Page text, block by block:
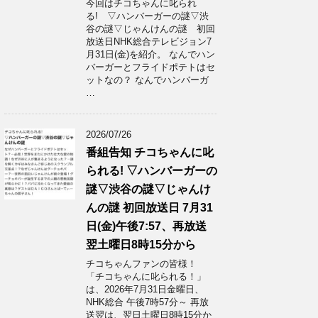
今回はチコちゃんに叱られ
る! ▽ハンバーガーの謎▽渋
谷の謎▽じゃんけんの謎 初回
放送日NHK総合テレビジョン7
月31日(金)を紹介。 なんでハン
バーガーとフライドポテトはセ
ットなの？ なんでハンバーガ
…
2026/07/26
番組告知 チコちゃんに叱
られる! ▽ハンバーガーの
謎▽渋谷の謎▽じゃんけ
んの謎 初回放送日 7月31
日(金)午後7:57、再放送
翌土曜日8時15分から
チコちゃんファンの皆様！
「チコちゃんに叱られる！」​
は、2026年7月31日金曜日、
NHK総合 午後7時57分～ 再放
送翌は、翌日土曜日8時15分か